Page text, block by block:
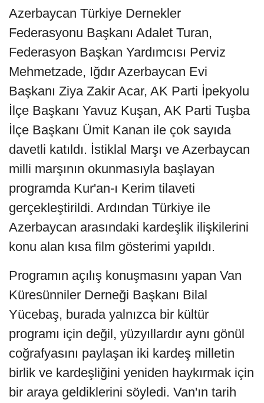
Azerbaycan Türkiye Dernekler
Federasyonu Başkanı Adalet Turan,
Federasyon Başkan Yardımcısı Perviz
Mehmetzade, Iğdır Azerbaycan Evi
Başkanı Ziya Zakir Acar, AK Parti İpekyolu
İlçe Başkanı Yavuz Kuşan, AK Parti Tuşba
İlçe Başkanı Ümit Kanan ile çok sayıda
davetli katıldı. İstiklal Marşı ve Azerbaycan
milli marşının okunmasıyla başlayan
programda Kur'an-ı Kerim tilaveti
gerçekleştirildi. Ardından Türkiye ile
Azerbaycan arasındaki kardeşlik ilişkilerini
konu alan kısa film gösterimi yapıldı.
Programın açılış konuşmasını yapan Van
Küresünniler Derneği Başkanı Bilal
Yücebaş, burada yalnızca bir kültür
programı için değil, yüzyıllardır aynı gönül
coğrafyasını paylaşan iki kardeş milletin
birlik ve kardeşliğini yeniden haykırmak için
bir araya geldiklerini söyledi. Van'ın tarih